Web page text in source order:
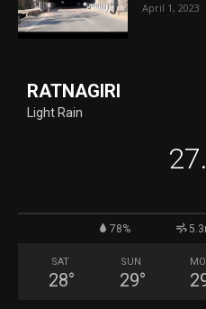
April 1, 2023
RATNAGIRI
Light Rain
78%
SAT
28°
SUN
29°